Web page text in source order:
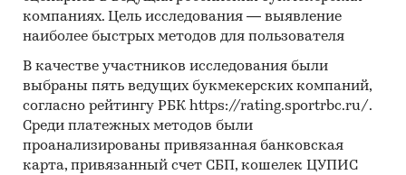
ФЗ за периодс января 2017 года по декабрь
2024 года, в которых был определен
планирующих участвовать в государственных
торгах показано средневзвешенное
отклонение итоговой стоимости контрактов
от их начальной максимальной цены.
Покупателям работы предоставляется
компаниях. Цель исследования — выявление
наиболее быстрых методов для пользователя
В качестве участников исследования были
выбраны пять ведущих букмекерских компаний,
согласно рейтингу РБК https://rating.sportrbc.ru/.
Среди платежных методов были
проанализированы привязанная банковская
карта, привязанный счет СБП, кошелек ЦУПИС